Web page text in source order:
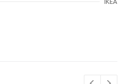
IKEA